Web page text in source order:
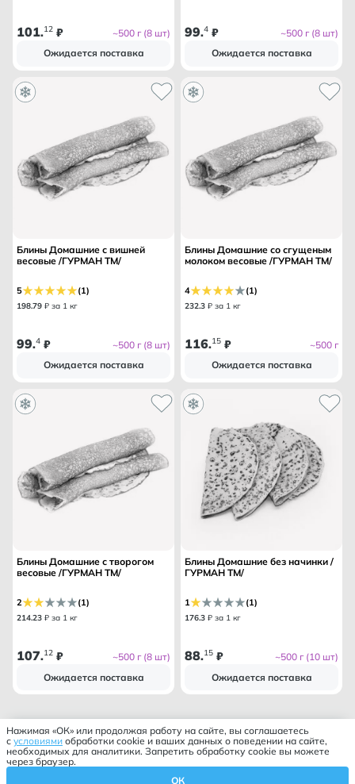
101.12 ₽
~500 г (8 шт)
Ожидается поставка
99.4 ₽
~500 г (8 шт)
Ожидается поставка
Блины Домашние с вишней
весовые /ГУРМАН ТМ/
5 (1)
198.79 ₽ за 1 кг
99.4 ₽
~500 г (8 шт)
Ожидается поставка
Блины Домашние со сгущеным
молоком весовые /ГУРМАН ТМ/
4 (1)
232.3 ₽ за 1 кг
116.15 ₽
~500 г
Ожидается поставка
Блины Домашние с творогом
весовые /ГУРМАН ТМ/
2 (1)
214.23 ₽ за 1 кг
107.12 ₽
~500 г (8 шт)
Ожидается поставка
Блины Домашние без начинки /
ГУРМАН ТМ/
1 (1)
176.3 ₽ за 1 кг
88.15 ₽
~500 г (10 шт)
Ожидается поставка
Нажимая «ОК» или продолжая работу на сайте, вы соглашаетесь
с условиями обработки cookie и ваших данных о поведении на сайте,
необходимых для аналитики. Запретить обработку cookie вы можете
через браузер.
ОК